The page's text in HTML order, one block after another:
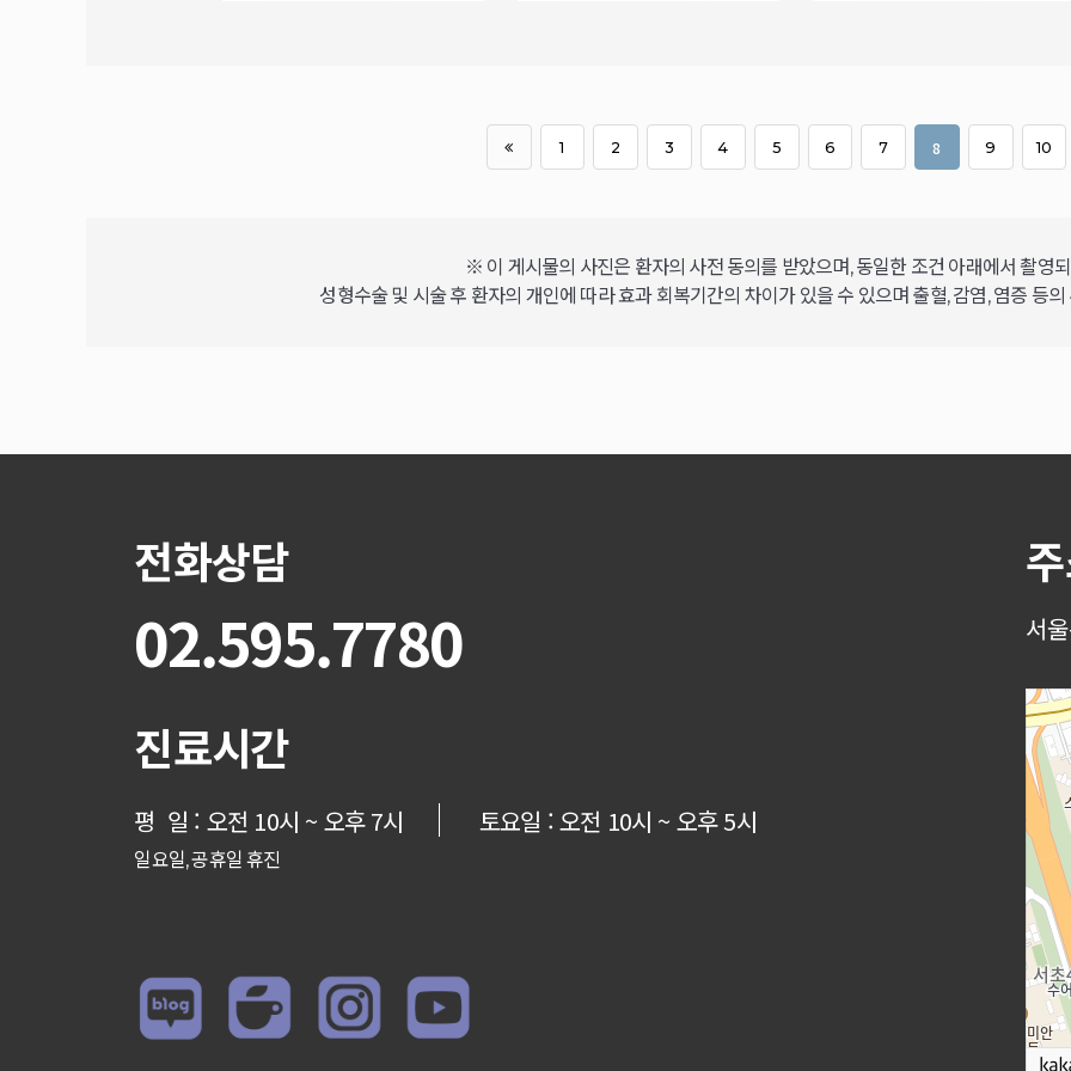
1 2 3 4 5 6 7 8 9 10
※ 이 게시물의 사진은 환자의 사전 동의를 받았으며, 동일한 조건 아래에서 촬영
성형수술 및 시술 후 환자의 개인에 따라 효과 회복기간의 차이가 있을 수 있으며 출혈, 감염, 염증 등
전화상담
02.595.7780
진료시간
평 일 : 오전 10시 ~ 오후 7시 토요일 : 오전 10시 ~ 오후 5시
일요일, 공휴일 휴진
서